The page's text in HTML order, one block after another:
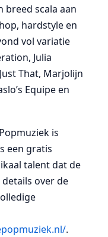
breed scala aan
hardstyle en
vol variatie
Julia
That, Marjolijn
Equipe en
is
een gratis
talent dat de
over de
.